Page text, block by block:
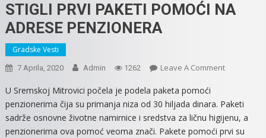
STIGLI PRVI PAKETI POMOĆI NA
ADRESE PENZIONERA
Gradske Vesti
7 Aprila, 2020 Admin 1262 Leave A CommentOn
PAKETI
POMOĆI
NA
U Sremskoj Mitrovici počela je podela paketa pomoći
penzionerima čija su primanja niza od 30 hiljada dinara. Paketi
sadrže osnovne životne namirnice i sredstva za ličnu higijenu, a
penzionerima ova pomoć veoma znači. Pakete pomoći prvi su